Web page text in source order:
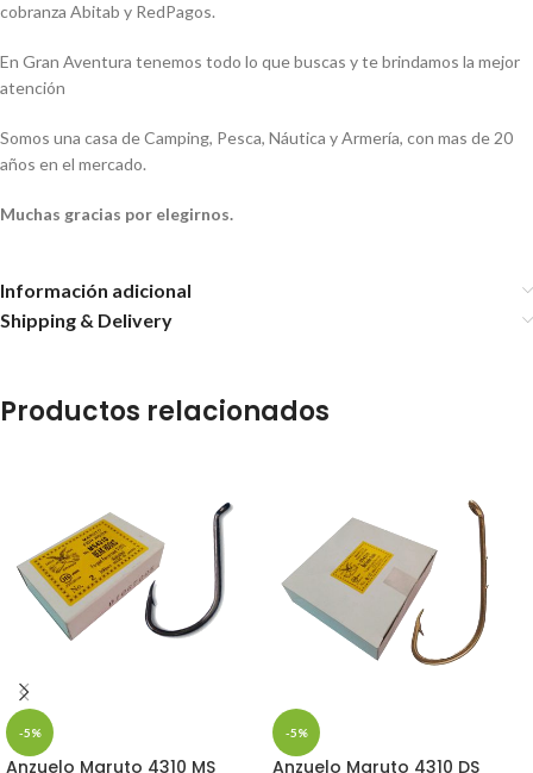
cobranza Abitab y RedPagos.
En Gran Aventura tenemos todo lo que buscas y te brindamos la mejor
atención
Somos una casa de Camping, Pesca, Náutica y Armería, con mas de 20
años en el mercado.
Muchas gracias por elegirnos.
Información adicional
Shipping & Delivery
Productos relacionados
-5%
Anzuelo Maruto 4310 MS
-5%
Anzuelo Maruto 4310 DS